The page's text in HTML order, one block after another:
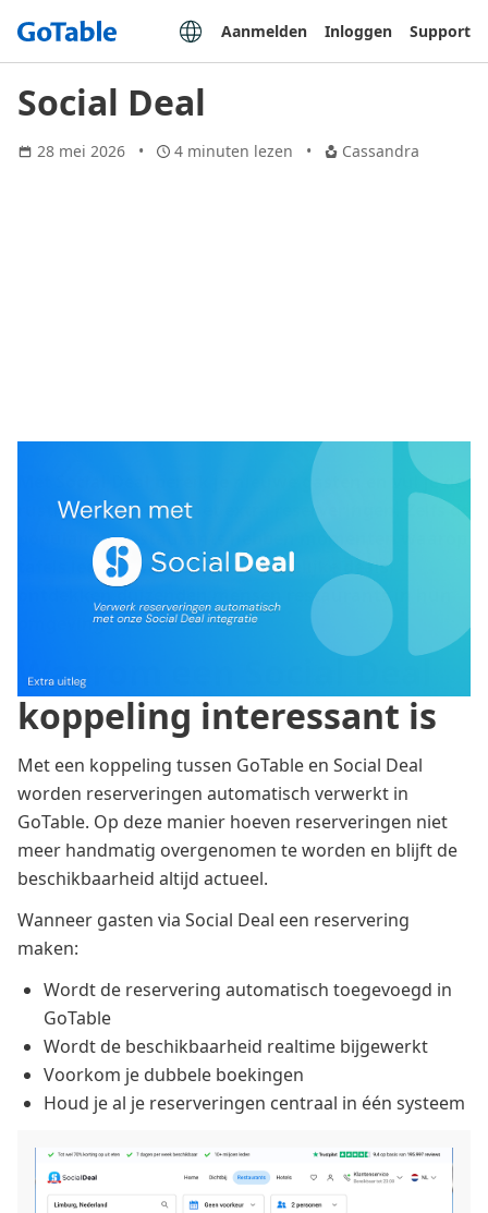
Aanmelden Inloggen Support
Social Deal
28 mei 2026 4 minuten lezen Cassandra
Met Social Deal bereik je nieuwe gasten en vul je de
rustige momenten met extra reserveringen. Zelfs de
populairste restaurants hebben momenten waarop
tafels leeg blijven. Via aantrekkelijke deals
ontdekken duizenden mensen restaurants in hun
omgeving.
Waarom een Social Deal
koppeling interessant is
Met een koppeling tussen GoTable en Social Deal
worden reserveringen automatisch verwerkt in
GoTable. Op deze manier hoeven reserveringen niet
meer handmatig overgenomen te worden en blijft de
beschikbaarheid altijd actueel.
Wanneer gasten via Social Deal een reservering
maken:
Wordt de reservering automatisch toegevoegd in
GoTable
Wordt de beschikbaarheid realtime bijgewerkt
Voorkom je dubbele boekingen
Houd je al je reserveringen centraal in één systeem